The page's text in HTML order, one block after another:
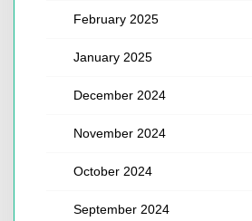
February 2025
January 2025
December 2024
November 2024
October 2024
September 2024